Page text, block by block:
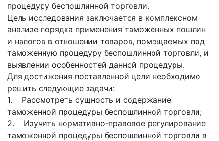
процедуру беспошлинной торговли.
Цель исследования заключается в комплексном
анализе порядка применения таможенных пошлин
и налогов в отношении товаров, помещаемых под
таможенную процедуру беспошлинной торговли, и
выявлении особенностей данной процедуры.
Для достижения поставленной цели необходимо
решить следующие задачи:
1. Рассмотреть сущность и содержание
таможенной процедуры беспошлинной торговли;
2. Изучить нормативно-правовое регулирование
таможенной процедуры беспошлинной торговли в